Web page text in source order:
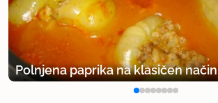
Polnjena paprika na klasičen način